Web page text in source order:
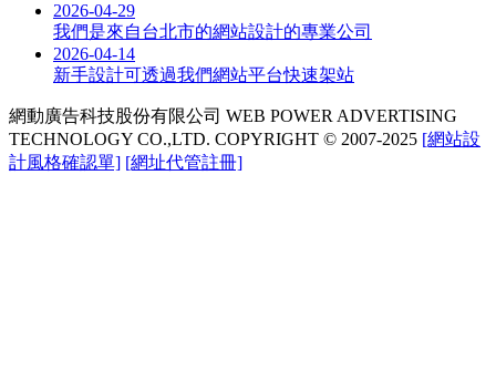
2026-04-29
我們是來自台北市的網站設計的專業公司
2026-04-14
新手設計可透過我們網站平台快速架站
網動廣告科技股份有限公司 WEB POWER ADVERTISING
TECHNOLOGY CO.,LTD. COPYRIGHT © 2007-2025 [網站設
計風格確認單] [網址代管註冊]